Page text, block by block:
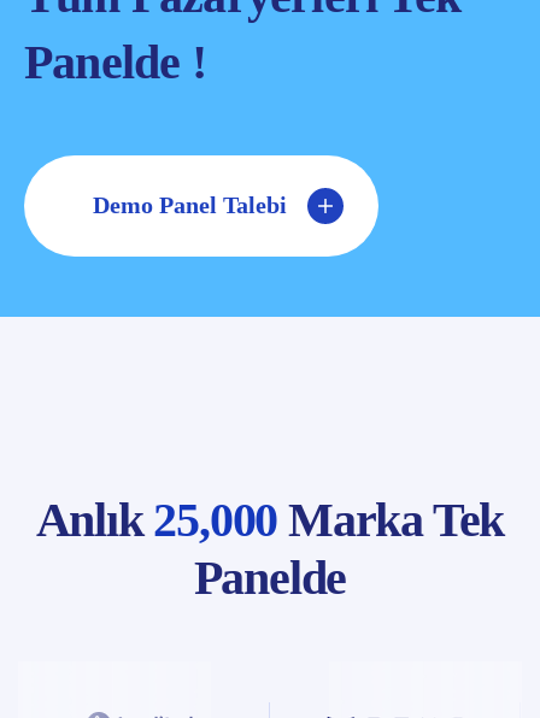
Panelde !
Demo Panel Talebi
Anlık25,000 Marka Tek
Panelde